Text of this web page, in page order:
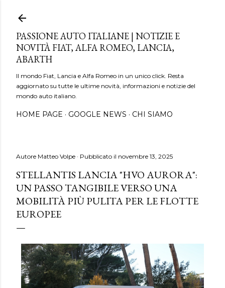
PASSIONE AUTO ITALIANE | NOTIZIE E
NOVITÀ FIAT, ALFA ROMEO, LANCIA,
ABARTH
Il mondo Fiat, Lancia e Alfa Romeo in un unico click. Resta
aggiornato su tutte le ultime novità, informazioni e notizie del
mondo auto italiano.
HOME PAGE GOOGLE NEWS CHI SIAMO
Autore Matteo Volpe Pubblicato il novembre 13, 2025
STELLANTIS LANCIA "HVO AURORA":
UN PASSO TANGIBILE VERSO UNA
MOBILITÀ PIÙ PULITA PER LE FLOTTE
EUROPEE